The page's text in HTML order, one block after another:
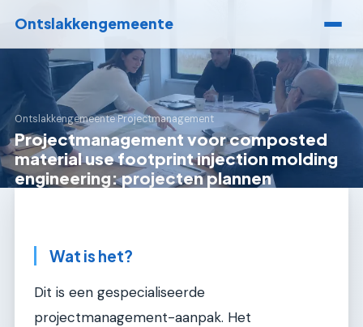
Ontslakkengemeente
Ontslakkengemeente›Projectmanagement
Projectmanagement voor composted
material use footprint injection molding
engineering: projecten plannen
Wat is het?
Dit is een gespecialiseerde
projectmanagement-aanpak. Het